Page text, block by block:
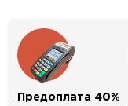
Предоплата 40%